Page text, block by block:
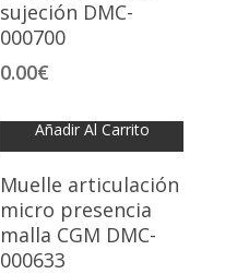
sujeción DMC-
000700
0.00€
Añadir Al Carrito
Muelle articulación
micro presencia
malla CGM DMC-
000633